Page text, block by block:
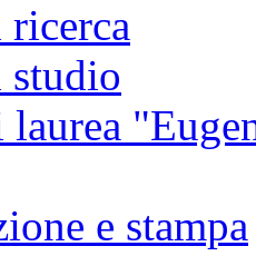
studio
laurea
e stampa